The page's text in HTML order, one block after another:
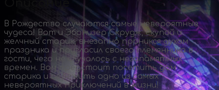
В Рождество случаются самые невероятные
чудеса! Вот и Эбонизер Скрудж, скупой и
желчный старик, внезапно проникся духом
праздника и пригласил своего племянника в
гости, чего не случалось с незапамятных
времен. Вам предстоит посетить дом
старика и пережить одно из самых
невероятных приключений в жизни!